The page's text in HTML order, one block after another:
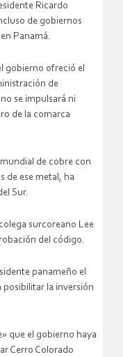
Ricardo
de gobiernos
Panamá.
gobierno ofreció el
de
se impulsará ni
de la comarca
de cobre con
de ese metal, ha
Sur.
surcoreano Lee
del código.
panameño el
posibilitar la inversión
que el gobierno haya
Cerro Colorado